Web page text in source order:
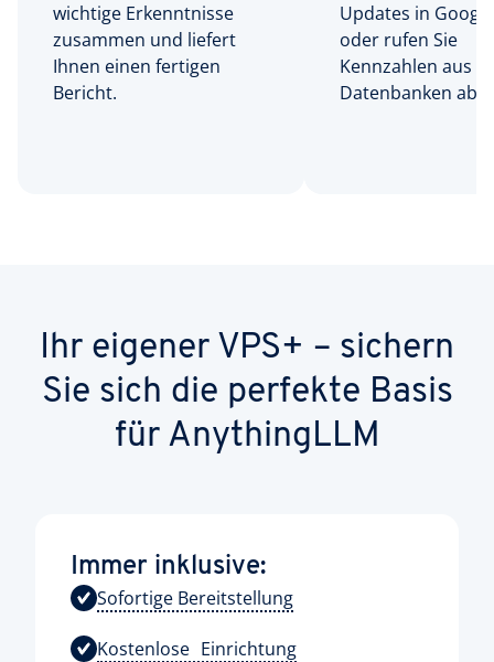
wichtige Erkenntnisse
zusammen und liefert
Ihnen einen fertigen
Bericht.
Updates in
oder rufen Sie
Kennzahlen aus
Datenbanken ab.
Ihr eigener VPS+ – sichern
Sie sich die perfekte Basis
für AnythingLLM
Immer inklusive:
Sofortige Bereitstellung
Kostenlose Einrichtung